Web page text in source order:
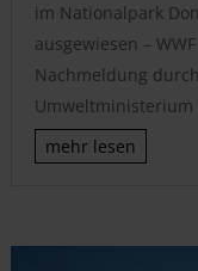
im Nationalpark
ausgewiesen –
Nachmeldung
Umweltministerium
mehr lesen